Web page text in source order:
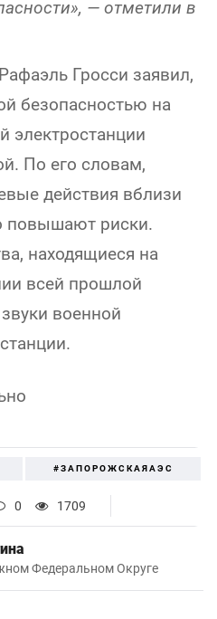
— отметили в
Гросси заявил,
безопасностью на
электростанции
По его словам,
действия вблизи
повышают риски.
находящиеся на
всей прошлой
военной
#ЗАПОРОЖСКАЯАЭС
0 1709
Федеральном Округе